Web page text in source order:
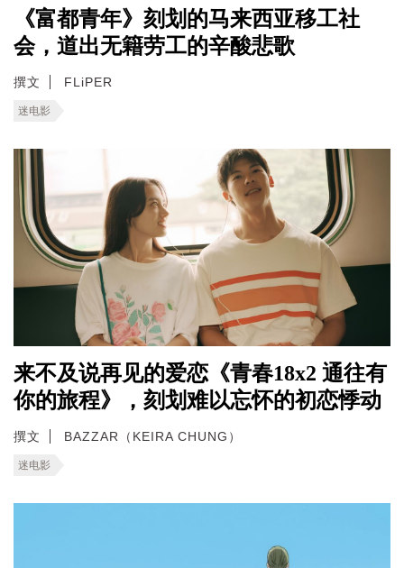
《富都青年》刻划的马来西亚移工社
会，道出无籍劳工的辛酸悲歌
撰文 FLiPER
迷电影
来不及说再见的爱恋《青春18x2 通往有
你的旅程》，刻划难以忘怀的初恋悸动
撰文 BAZZAR（KEIRA CHUNG）
迷电影